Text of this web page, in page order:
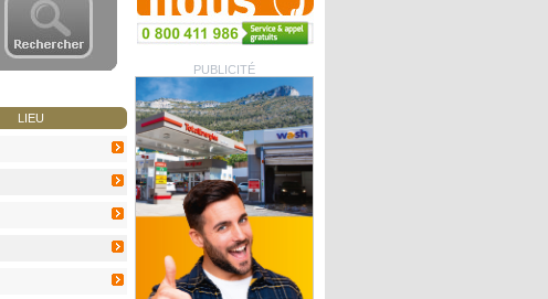
PUBLICITÉ
LIEU